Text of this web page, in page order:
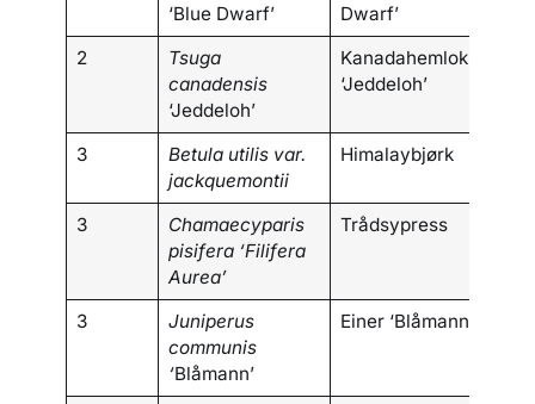
‘Blue Dwarf’
Dwarf’
2
Tsuga
canadensis
‘Jeddeloh’
Kanadahemlokk
‘Jeddeloh’
3
Betula utilis var.
jackquemontii
Himalaybjørk
3
Chamaecyparis
pisifera ‘Filifera
Aurea’
Trådsypress
3
Juniperus
communis
‘Blåmann’
Einer ‘Blåmann’